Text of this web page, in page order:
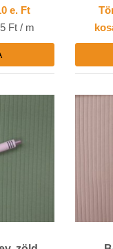
e. Ft
Ft / m